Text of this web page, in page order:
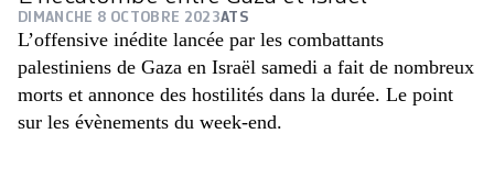
DIMANCHE 8 OCTOBRE 2023ATS
L’offensive inédite lancée par les combattants
palestiniens de Gaza en Israël samedi a fait de nombreux
morts et annonce des hostilités dans la durée. Le point
sur les évènements du week-end.